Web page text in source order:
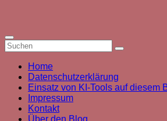
springen
Home
Datenschutzerklärung
Einsatz von KI-Tools auf diesem
Impressum
Kontakt
Über den Blog